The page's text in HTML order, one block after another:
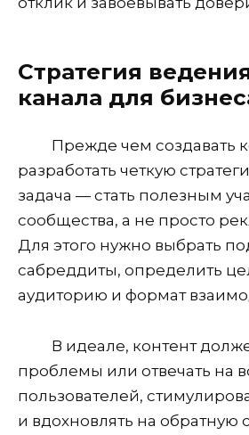
Стратегия
канала для
Прежде чем создавать
разработать четкую
задача — стать полезным
сообщества, а не просто
Для этого нужно выбрать
сабреддиты, определить
аудиторию и формат
В идеале, контент
проблемы или отвечать на
пользователей,
и вдохновлять на обратную